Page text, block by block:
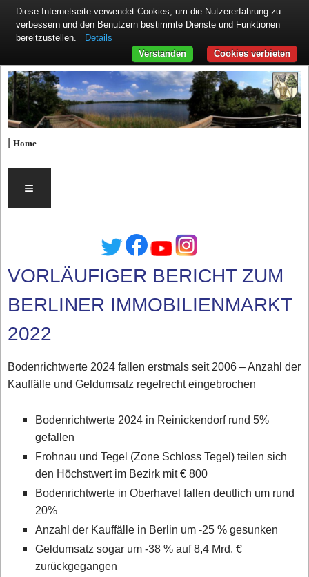
|Home
≡
VORLÄUFIGER BERICHT ZUM
BERLINER IMMOBILIENMARKT
2022
Bodenrichtwerte 2024 fallen erstmals seit 2006 – Anzahl der
Kauffälle und Geldumsatz regelrecht eingebrochen
Bodenrichtwerte 2024 in Reinickendorf rund 5%
gefallen
Frohnau und Tegel (Zone Schloss Tegel) teilen sich
den Höchstwert im Bezirk mit € 800
Bodenrichtwerte in Oberhavel fallen deutlich um rund
20%
Anzahl der Kauffälle in Berlin um -25 % gesunken
Geldumsatz sogar um -38 % auf 8,4 Mrd. €
zurückgegangen
Diese Internetseite verwendet Cookies, um die Nutzererfahrung zu
verbessern und den Benutzern bestimmte Dienste und Funktionen
bereitzustellen.
Details
Cookies verbieten
Verstanden